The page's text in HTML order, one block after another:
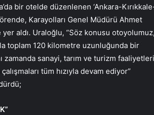
bir otelde düzenlenen ‘Ankara-
Karayolları Genel Müdürü Ahmet
aldı. Uraloğlu, “Söz konusu otoyolumuz,
toplam 120 kilometre uzunluğunda bir
zamanda sanayi, tarım ve turizm
tüm hızıyla devam ediyor”